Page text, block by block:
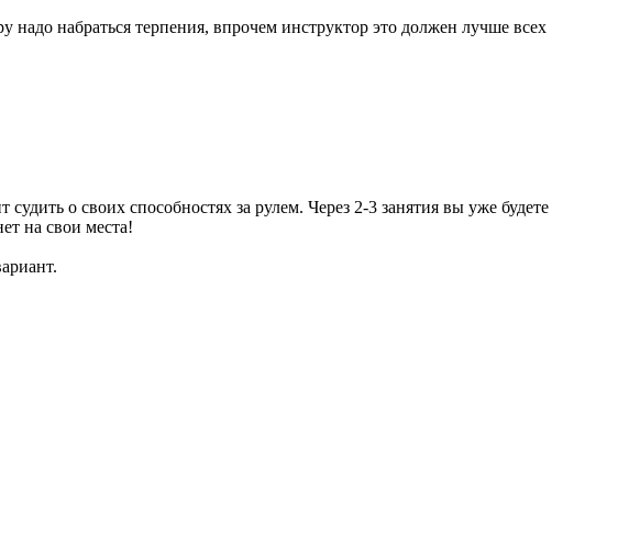
набраться терпения, впрочем инструктор это должен лучше всех
о своих способностях за рулем. Через 2-3 занятия вы уже будете
на свои места!